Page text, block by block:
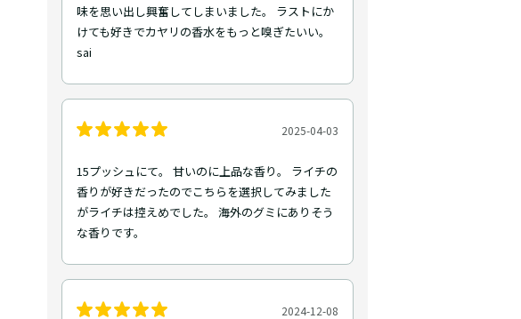
味を思い出し興奮してしまいました。 ラストにか
けても好きでカヤリの香水をもっと嗅ぎたいい。
sai
2025-04-03
15プッシュにて。 甘いのに上品な香り。 ライチの
香りが好きだったのでこちらを選択してみました
がライチは控えめでした。 海外のグミにありそう
な香りです。
2024-12-08